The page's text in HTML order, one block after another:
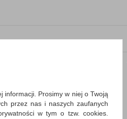
z miękkiej skóry Nappa; z
wypo...
TEL.
informacji. Prosimy w niej o Twoją
przez nas i naszych zaufanych
w tym o tzw. cookies.